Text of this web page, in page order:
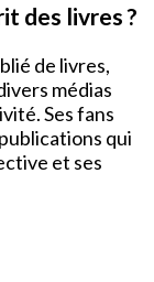
des livres ?
de livres,
médias
Ses fans
qui
et ses